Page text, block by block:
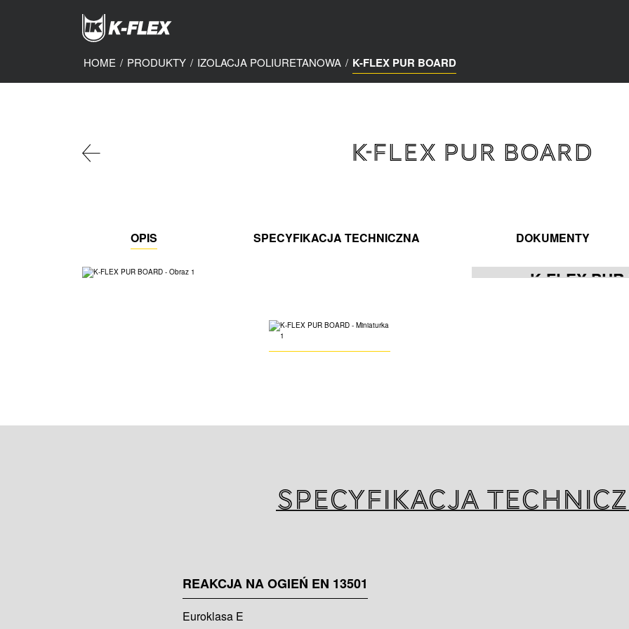
HOME / PRODUKTY / IZOLACJA POLIURETANOWA / K-FLEX PUR BOARD
K-FLEX PUR BOARD
OPIS SPECYFIKACJA TECHNICZNA DOKUMENTY
K-FLEX
aluminiowa lub
Specyfikacja
REAKCJA NA OGIEŃ EN 13501
Euroklasa E